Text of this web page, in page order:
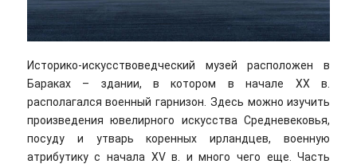
Историко-искусствоведческий музей расположен в
Бараках – здании, в котором в начале ХХ в.
располагался военный гарнизон. Здесь можно изучить
произведения ювелирного искусства Средневековья,
посуду и утварь коренных ирландцев, военную
атрибутику с начала XV в. и много чего еще. Часть